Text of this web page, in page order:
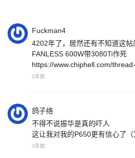
Fuckman4
4202年了，居然还有不知道这
FANLESS 600W带3080Ti作死
https://www.chiphell.com/
2年前
鸽子络
不得不说振华是真的吓人
这让我对我的P650更有信心了（
3年前